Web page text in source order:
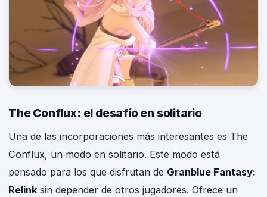
The Conflux: el desafío en solitario
Una de las incorporaciones más interesantes es The
Conflux, un modo en solitario. Este modo está
pensado para los que disfrutan de Granblue Fantasy:
Relinksin depender de otros jugadores. Ofrece un